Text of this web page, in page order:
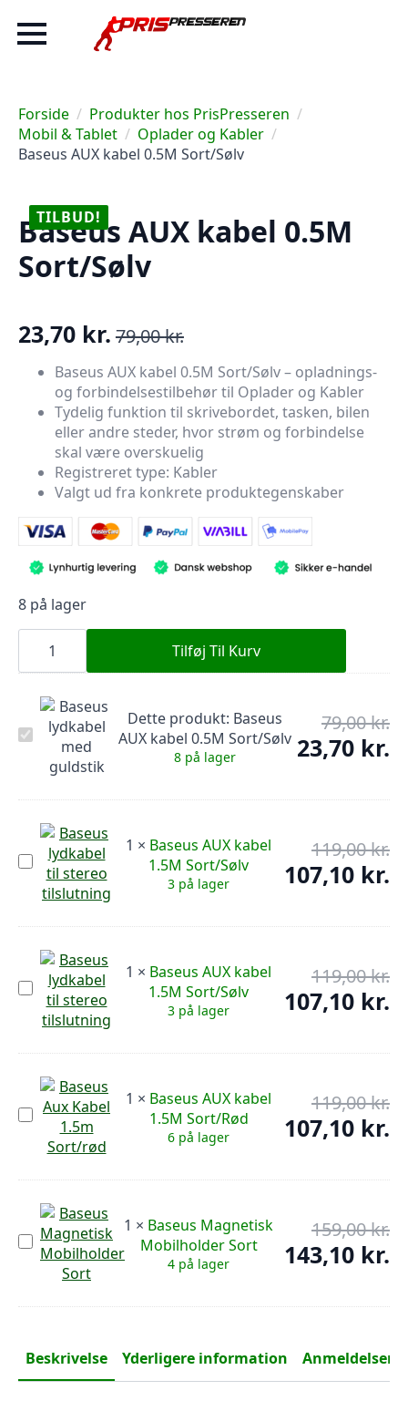
Forside
Produkter hos PrisPresseren
Mobil & Tablet
Oplader og Kabler
Baseus AUX kabel 0.5M Sort/Sølv
TILBUD!
Baseus AUX kabel 0.5M
Sort/Sølv
79,00kr.
Den
oprindelige
pris
var:
79,00 kr..
23,70 kr.
Den
aktuelle
pris
23,70 kr..
Baseus AUX kabel 0.5M Sort/Sølv – opladnings-
og forbindelsestilbehør til Oplader og Kabler
Tydelig funktion til skrivebordet, tasken, bilen
eller andre steder, hvor strøm og forbindelse
skal være overskuelig
Registreret type: Kabler
Valgt ud fra konkrete produktegenskaber
8 på lager
Baseus
0.5M
Sort/Sølv
antal
Tilføj Til Kurv
Baseus
AUX
kabel
0.5M
Dette produkt: Baseus
AUX kabel 0.5M Sort/Sølv
8 på lager
79,00kr.
23,70 kr.
er:
Baseus
AUX
kabel
1.5M
1 × Baseus AUX kabel
1.5M Sort/Sølv
3 på lager
119,00kr.
107,10 kr.
er:
Baseus
AUX
kabel
1.5M
1 × Baseus AUX kabel
1.5M Sort/Sølv
3 på lager
119,00kr.
107,10 kr.
er:
Baseus
AUX
kabel
1.5M
1 × Baseus AUX kabel
1.5M Sort/Rød
6 på lager
119,00kr.
107,10 kr.
er:
Baseus
Magnetisk
Mobilholder
1 × Baseus Magnetisk
Mobilholder Sort
4 på lager
159,00kr.
143,10 kr.
er:
Beskrivelse
Yderligere information Anmeldelser